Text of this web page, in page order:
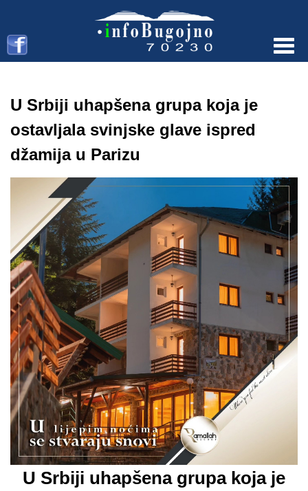
U Srbiji uhapšena grupa koja je
ostavljala svinjske glave ispred
džamija u Parizu
U Srbiji uhapšena grupa koja je